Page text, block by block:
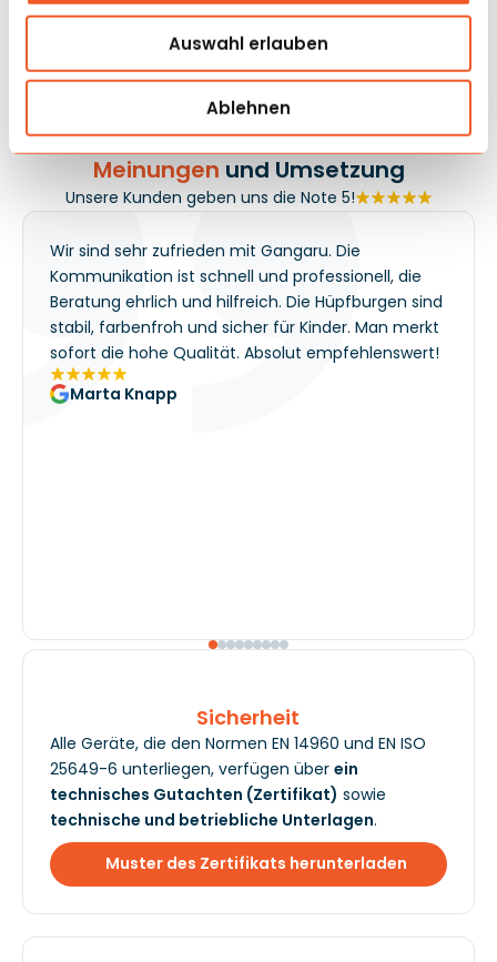
Auswahl erlauben
Ablehnen
permanente Animation lebendig bleibt. Der Operator
kann Einzeldurchgänge, Wettkämpfe auf Zeit oder
Geländeszenarien anbieten, was die Anpassung der
Attraktion an das Eventprogramm erleichtert. Es ist ein
Gerät, das gut auf Besucherzahlen einzahlt und die
Aktivitätsdauer der Teilnehmer verlängert.
Meinungen und Umsetzung
Unsere Kunden geben uns die Note 5!
Wir sind sehr zufrieden mit Gangaru. Die
Kommunikation ist schnell und professionell, die
Beratung ehrlich und hilfreich. Die Hüpfburgen sind
stabil, farbenfroh und sicher für Kinder. Man merkt
sofort die hohe Qualität. Absolut empfehlenswert!
Marta Knapp
Sicherheit
Alle Geräte, die den Normen EN 14960 und EN ISO
25649-6 unterliegen, verfügen über ein
technisches Gutachten (Zertifikat) sowie
technische und betriebliche Unterlagen.
Muster des Zertifikats herunterladen